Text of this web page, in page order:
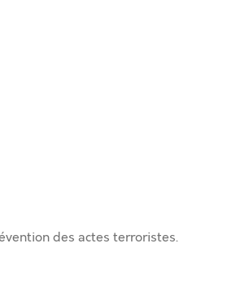
des actes terroristes.